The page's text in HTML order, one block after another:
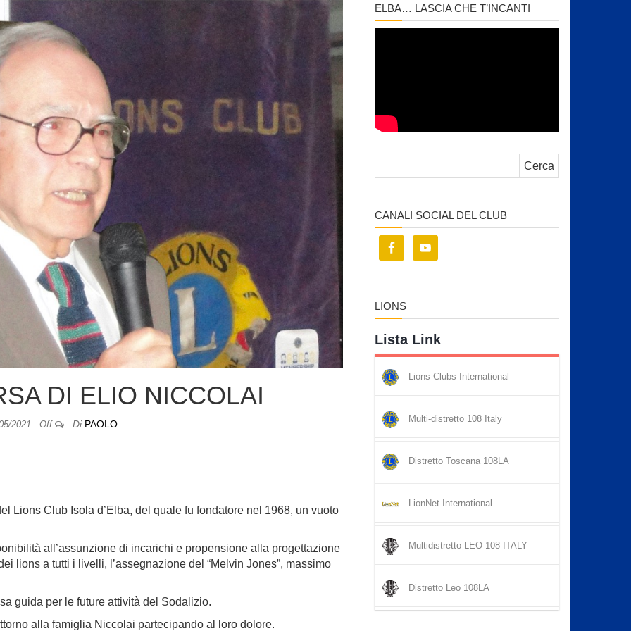
DI ELIO NICCOLAI
2021 Off Di PAOLO
Lions Club Isola d’Elba, del quale fu fondatore nel 1968, un vuoto
all’assunzione di incarichi e propensione alla progettazione
lions a tutti i livelli, l’assegnazione del “Melvin Jones”, massimo
guida per le future attività del Sodalizio.
alla famiglia Niccolai partecipando al loro dolore.
ELBA… LASCIA CHE T’INCANTI
CANALI SOCIAL DEL CLUB
LIONS
Lista Link
Lions Clubs International
Multi-distretto 108 Italy
Distretto Toscana 108LA
LionNet International
Multidistretto LEO 108 ITALY
Distretto Leo 108LA